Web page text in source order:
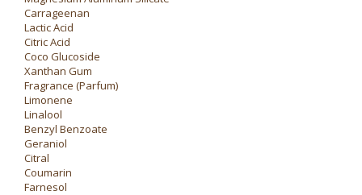
Carrageenan
Lactic Acid
Citric Acid
Coco Glucoside
Xanthan Gum
Fragrance (Parfum)
Limonene
Linalool
Benzyl Benzoate
Geraniol
Citral
Coumarin
Farnesol